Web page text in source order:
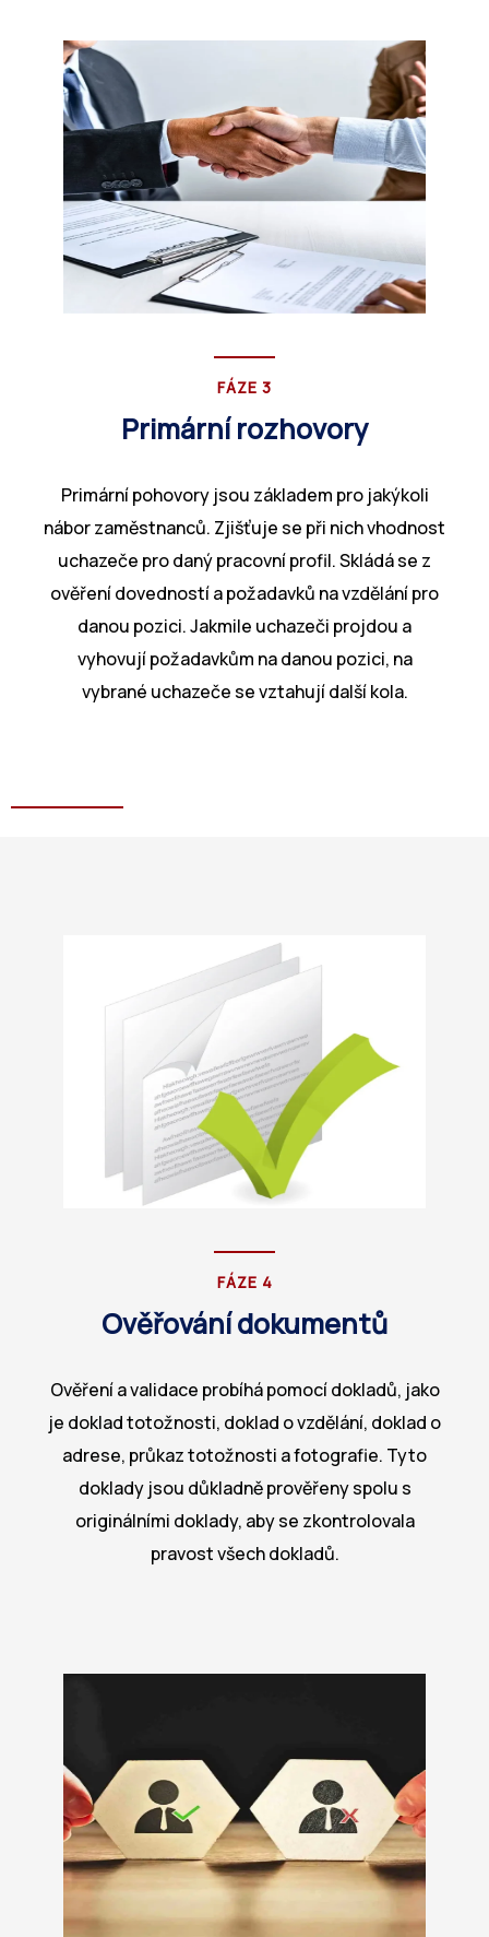
FÁZE 3
Primární rozhovory
Primární pohovory jsou základem pro jakýkoli
nábor zaměstnanců. Zjišťuje se při nich vhodnost
uchazeče pro daný pracovní profil. Skládá se z
ověření dovedností a požadavků na vzdělání pro
danou pozici. Jakmile uchazeči projdou a
vyhovují požadavkům na danou pozici, na
vybrané uchazeče se vztahují další kola.
FÁZE 4
Ověřování dokumentů
Ověření a validace probíhá pomocí dokladů, jako
je doklad totožnosti, doklad o vzdělání, doklad o
adrese, průkaz totožnosti a fotografie. Tyto
doklady jsou důkladně prověřeny spolu s
originálními doklady, aby se zkontrolovala
pravost všech dokladů.